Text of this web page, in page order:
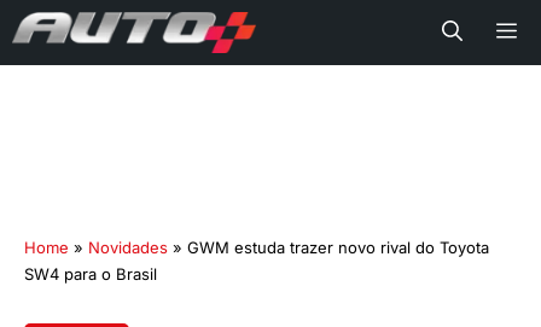
Home » Novidades » GWM estuda trazer novo rival do Toyota
SW4 para o Brasil